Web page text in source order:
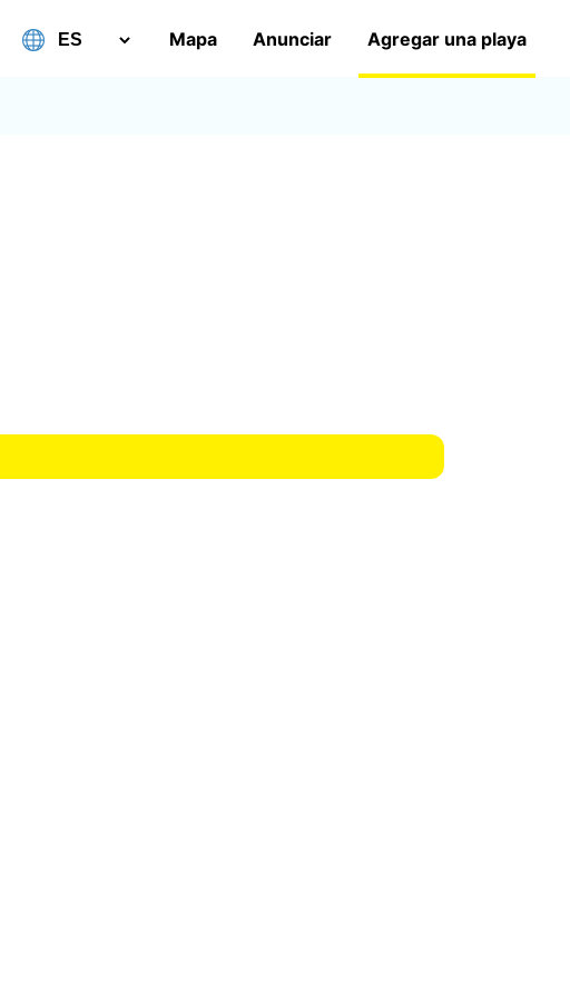
Mapa Anunciar Agregar una playa